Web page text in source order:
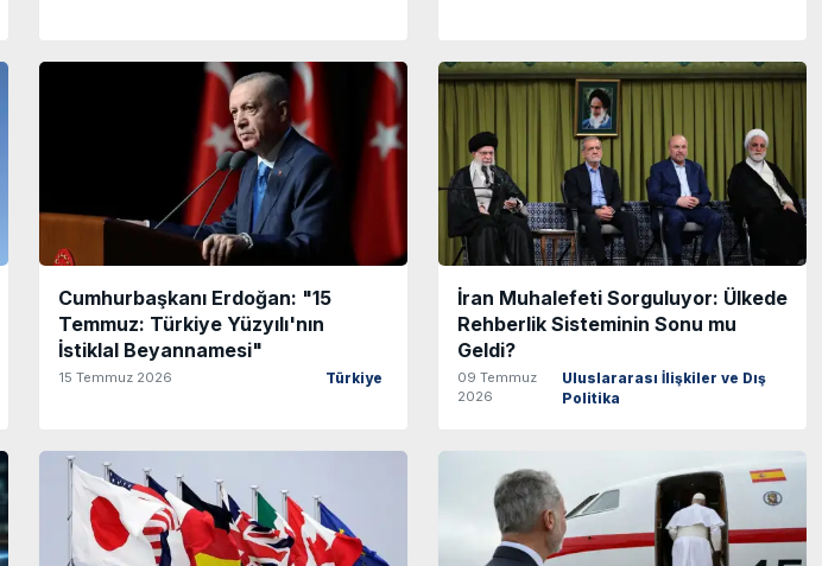
Cumhurbaşkanı Erdoğan: "15
Temmuz: Türkiye Yüzyılı'nın
İstiklal Beyannamesi"
15 Temmuz 2026 Türkiye
İran Muhalefeti Sorguluyor: Ülkede
Rehberlik Sisteminin Sonu mu
Geldi?
09 Temmuz
2026
Uluslararası İlişkiler ve Dış
Politika